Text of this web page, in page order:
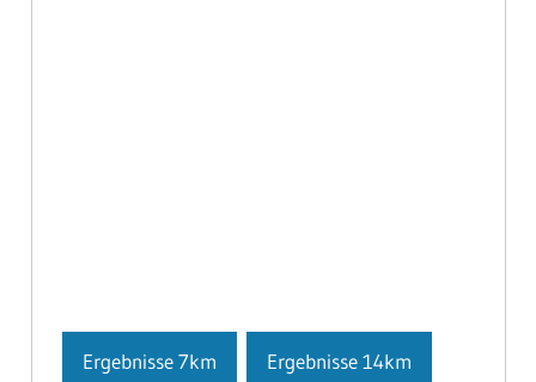
Ergebnisse 7km Ergebnisse 14km